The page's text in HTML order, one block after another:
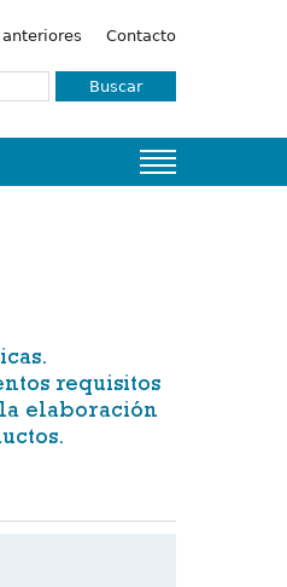
Contacto
Buscar
requisitos
elaboración